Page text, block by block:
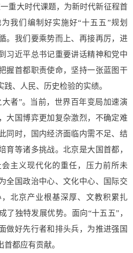
重大时代课题，为新时代新征程首
我们编制好实施好“十五五”规划
。我们要乘势而上、再接再厉，进
习近平总书记重要讲话精神和党中
握首都职责使命，坚持一张蓝图干
、人民、历史检验的实绩。
者”。当前，世界百年变局加速演
大国博弈更加复杂激烈，不确定难
同时，国内经济面临内需不足、结
育等诸多挑战。北京是大国首都，
主义现代化的重任，压力前所未
全国政治中心、文化中心、国际交
北京产业根基深厚、文教积累扎
了独特发展优势。面向“十五五”，
做好先行者和排头兵，为推进强国
都应有贡献。